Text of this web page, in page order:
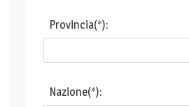
Provincia(*):
Nazione(*):